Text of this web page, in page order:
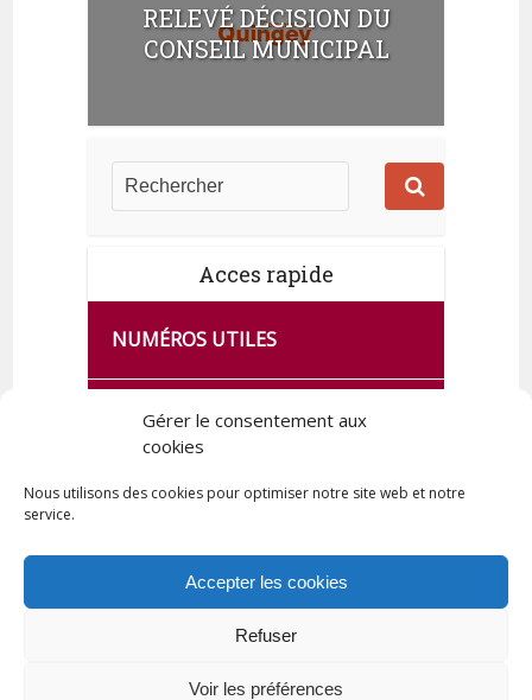
Gérer le consentement aux
cookies
Nous utilisons des cookies pour optimiser notre site web et notre
service.
Accepter les cookies
Refuser
Voir les préférences
RELEVÉ DÉCISION DU
CONSEIL MUNICIPAL
Acces rapide
NUMÉROS UTILES
CA SE PASSE À FRANCE SERVICES
DE QUINGEY
Tous droits réservés © 2023 Commune de Quingey / Création -